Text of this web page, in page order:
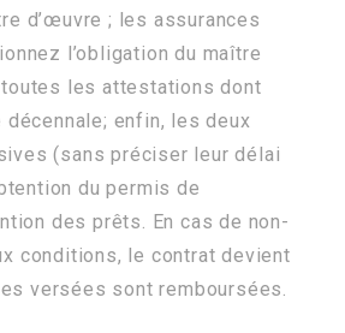
d’œuvre ; les assurances
l’obligation du maître
les attestations dont
enfin, les deux
(sans préciser leur délai
du permis de
des prêts. En cas de non-
conditions, le contrat devient
versées sont remboursées.